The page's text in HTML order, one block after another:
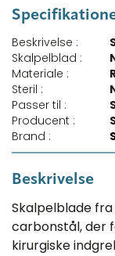
Beskrivelse :
Skalpelblad :
Materiale :
Steril :
Passer til :
Producent :
Brand :
Beskrivelse
Skalpelblade
carbonstål, der
kirurgiske